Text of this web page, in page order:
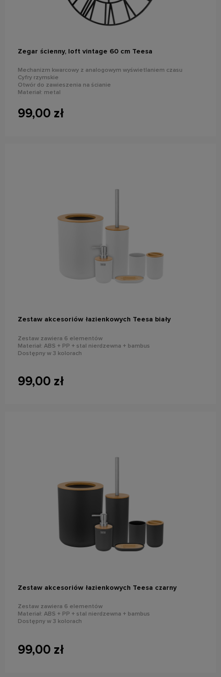
Zegar ścienny, loft vintage 60 cm Teesa
Mechanizm kwarcowy z analogowym wyświetlaniem czasu
Cyfry rzymskie
Otwór do zawieszenia na ścianie
Materiał: metal
99,00 zł
do koszyka
Zestaw akcesoriów łazienkowych Teesa biały
Zestaw zawiera 6 elementów
Materiał: ABS + PP + stal nierdzewna + bambus
Dostępny w 3 kolorach
99,00 zł
Zestaw akcesoriów łazienkowych Teesa czarny
Zestaw zawiera 6 elementów
Materiał: ABS + PP + stal nierdzewna + bambus
Dostępny w 3 kolorach
99,00 zł